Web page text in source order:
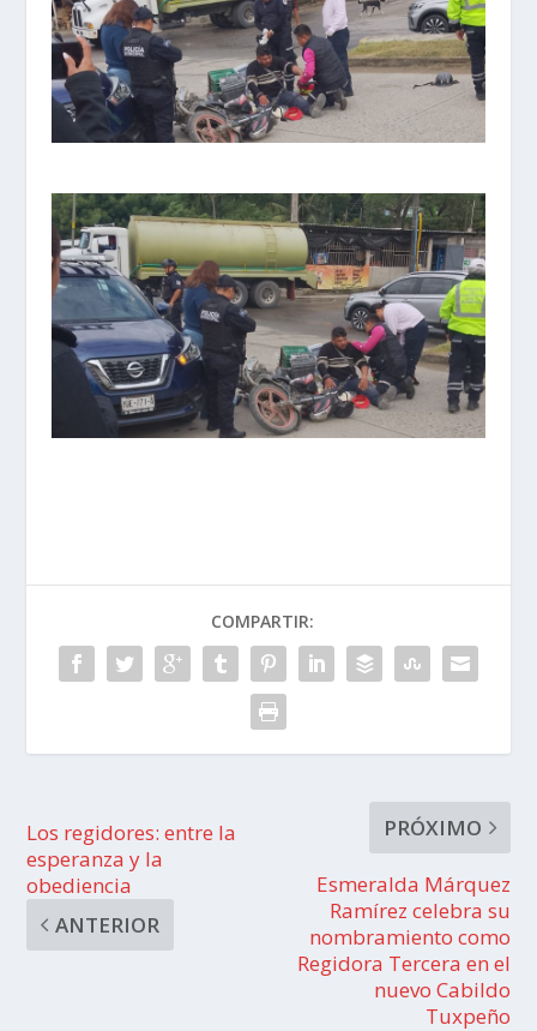
COMPARTIR:
Los regidores: entre la
esperanza y la
obediencia
ANTERIOR
PRÓXIMO
Esmeralda Márquez
Ramírez celebra su
nombramiento como
Regidora Tercera en el
nuevo Cabildo
Tuxpeño